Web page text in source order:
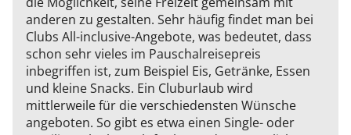
anderen zu gestalten. Sehr häufig findet man bei
Clubs All-inclusive-Angebote, was bedeutet, dass
schon sehr vieles im Pauschalreisepreis
inbegriffen ist, zum Beispiel Eis, Getränke, Essen
und kleine Snacks. Ein Cluburlaub wird
mittlerweile für die verschiedensten Wünsche
angeboten. So gibt es etwa einen Single- oder